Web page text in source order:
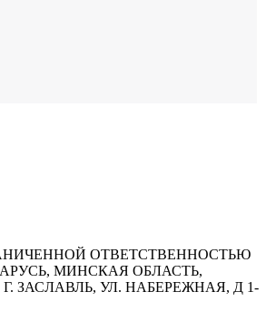
ОТВЕТСТВЕННОСТЬЮ
МИНСКАЯ ОБЛАСТЬ,
ЗАСЛАВЛЬ, УЛ. НАБЕРЕЖНАЯ, Д 1-